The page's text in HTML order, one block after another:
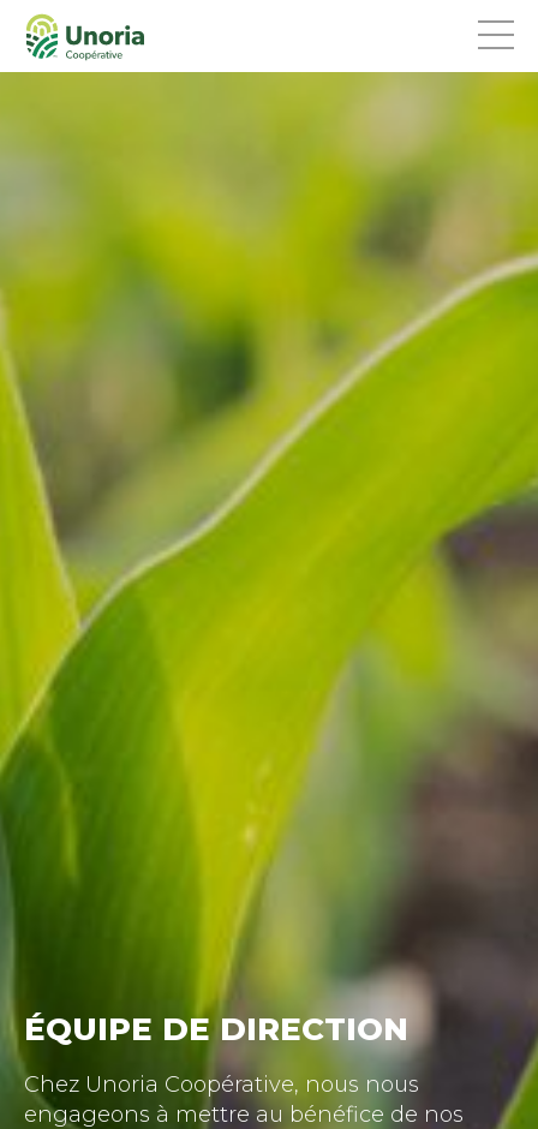
ÉQUIPE DE DIRECTION
Chez Unoria Coopérative, nous nous
engageons à mettre au bénéfice de nos